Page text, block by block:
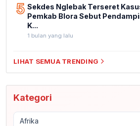
5 Sekdes Nglebak Terseret
Pemkab Blora Sebut
K...
1 bulan yang lalu
LIHAT SEMUA TRENDING
Kategori
Afrika